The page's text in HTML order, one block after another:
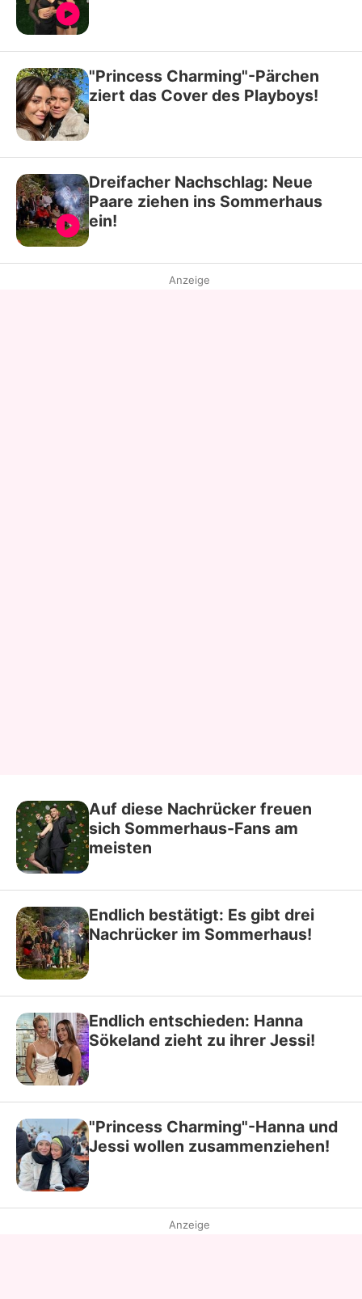
"Princess Charming"-Pärchen
ziert das Cover des Playboys!
Dreifacher Nachschlag: Neue
Paare ziehen ins Sommerhaus
ein!
Anzeige
Auf diese Nachrücker freuen
sich Sommerhaus-Fans am
meisten
Endlich bestätigt: Es gibt drei
Nachrücker im Sommerhaus!
Endlich entschieden: Hanna
Sökeland zieht zu ihrer Jessi!
"Princess Charming"-Hanna und
Jessi wollen zusammenziehen!
Anzeige